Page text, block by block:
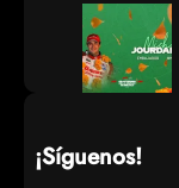
¡Síguenos!